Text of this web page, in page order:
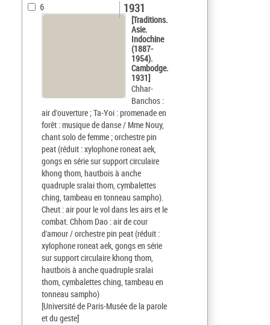
6
[Traditions.
Asie.
Indochine
(1887-
1954).
Cambodge.
1931]
Chhar-
Banchos :
air d'ouverture ; Ta-Yoi : promenade en
forêt : musique de danse / Mme Nouy,
chant solo de femme ; orchestre pin
peat (réduit : xylophone roneat aek,
gongs en série sur support circulaire
khong thom, hautbois à anche
quadruple sralai thom, cymbalettes
ching, tambeau en tonneau sampho).
Cheut : air pour le vol dans les airs et le
combat. Chhom Dao : air de cour
d'amour / orchestre pin peat (réduit :
xylophone roneat aek, gongs en série
sur support circulaire khong thom,
hautbois à anche quadruple sralai
thom, cymbalettes ching, tambeau en
tonneau sampho)
[Université de Paris-Musée de la parole
et du geste]
1931